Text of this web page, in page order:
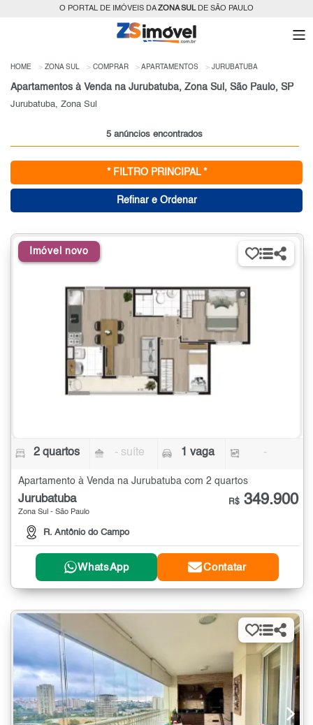
O PORTAL DE IMÓVEIS DAZONA SULDE SÃO PAULO
HOME ZONA SUL COMPRAR APARTAMENTOS JURUBATUBA
Apartamentos à Venda na Jurubatuba, Zona Sul, São Paulo, SP
Jurubatuba, Zona Sul
5 anúncios encontrados
* FILTRO PRINCIPAL *
Refinar e Ordenar
Imóvel novo
2 quartos - suíte 1 vaga -
Apartamento à Venda na Jurubatuba com 2 quartos
Jurubatuba
Zona Sul - São Paulo
R. Antônio do Campo
R$ 349.900
WhatsApp Contatar